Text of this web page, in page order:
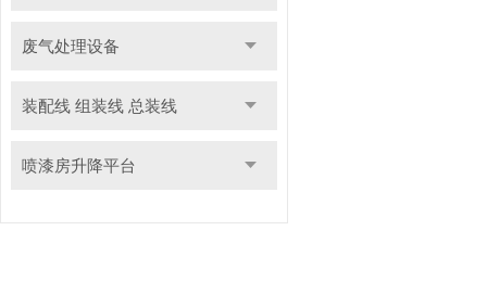
废气处理设备
装配线 组装线 总装线
喷漆房升降平台